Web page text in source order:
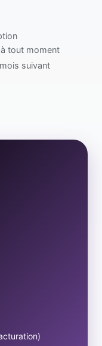
à tout moment
suivant